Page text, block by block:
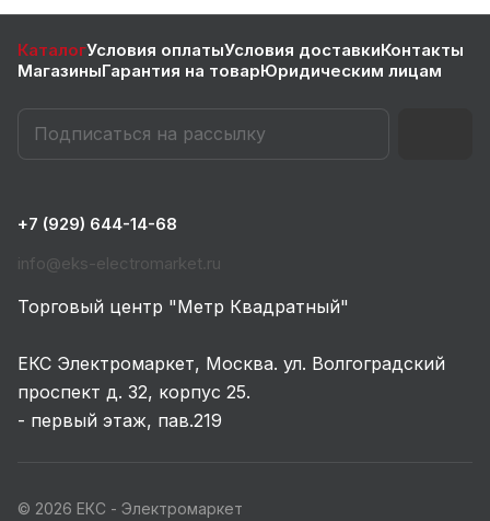
КаталогУсловия оплатыУсловия доставкиКонтакты
МагазиныГарантия на товарЮридическим лицам
+7 (929) 644-14-68
info@eks-electromarket.ru
Торговый центр "Метр Квадратный"
ЕКС Электромаркет, Москва. ул. Волгоградский
проспект д. 32, корпус 25.
- первый этаж, пав.219
© 2026 ЕКС - Электромаркет